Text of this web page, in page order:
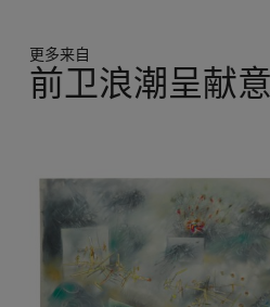
career-defining series of
experience while living in hiding
of his contemporary Jean
was more political in spirit.
previously been owned by
Nouvelle Revue Française —from
neorealist filmmaker Vittorio de
Fautrier took an unusual path
the deaths of his father and
更多来自
前卫浪潮呈献
第